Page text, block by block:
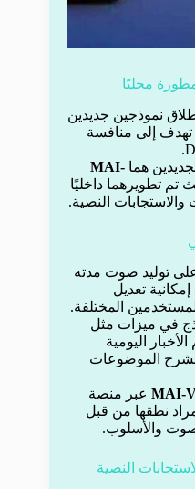
محليًا
نموذجين جديدين
إلى منافسة
هما MAI-
تم تطويرهما داخليًا
والاستجابات النصية.
توليد صوت مدته
تعديل
المختلفة.
في ميزات مثل
اليومية
الموضوعات
MAI- عبر منصة
نطقها من قبل
والأسلوب.